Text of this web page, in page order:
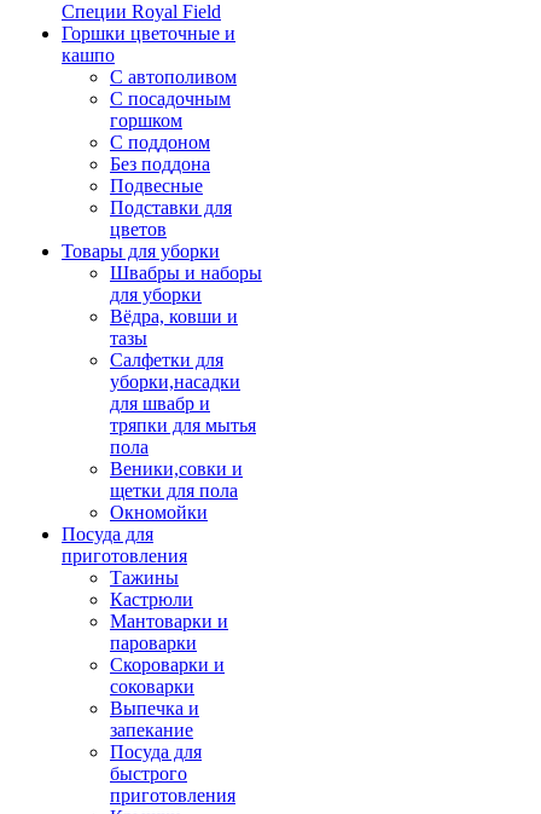
Специи Royal Field
Горшки цветочные и
кашпо
С автополивом
С посадочным
горшком
С поддоном
Без поддона
Подвесные
Подставки для
цветов
Товары для уборки
Швабры и наборы
для уборки
Вёдра, ковши и
тазы
Салфетки для
уборки,насадки
для швабр и
тряпки для мытья
пола
Веники,совки и
щетки для пола
Окномойки
Посуда для
приготовления
Тажины
Кастрюли
Мантоварки и
пароварки
Скороварки и
соковарки
Выпечка и
запекание
Посуда для
быстрого
приготовления